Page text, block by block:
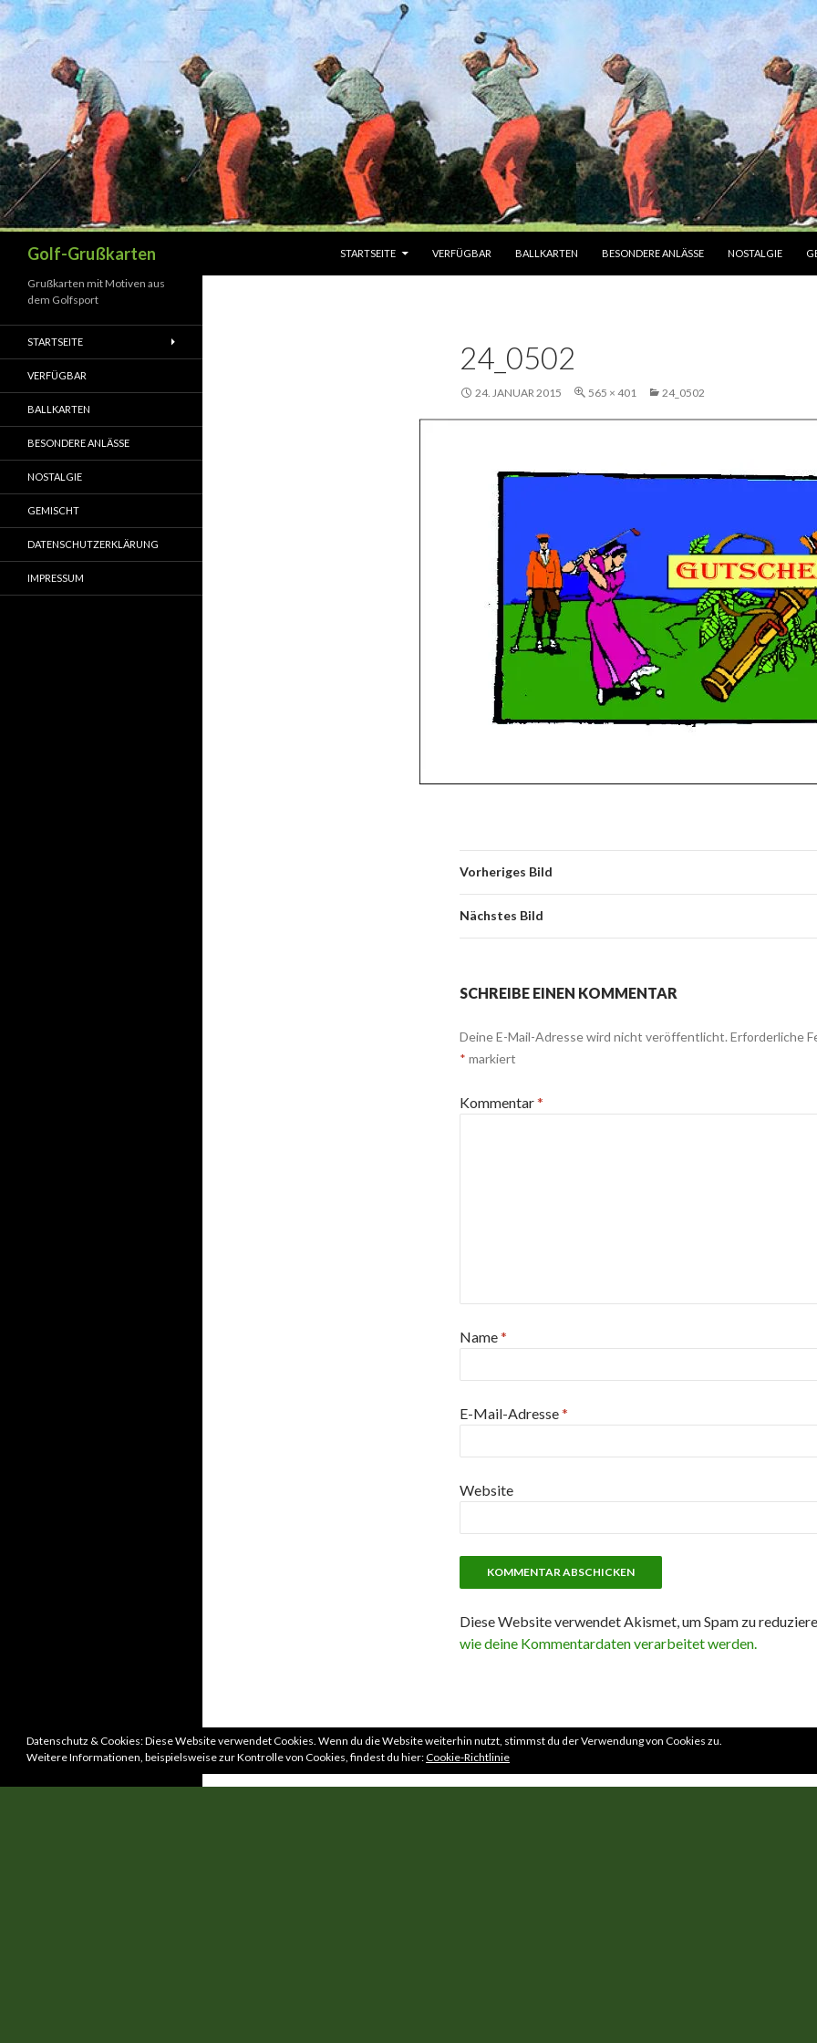
Golf-Grußkarten
STARTSEITE
VERFÜGBAR BALLKARTEN BESONDERE ANLÄSSE NOSTALGIE
24_0502
24. JANUAR 2015 565 × 401 24_0502
Vorheriges Bild
Nächstes Bild
SCHREIBE EINEN KOMMENTAR
Deine E-Mail-Adresse wird nicht veröffentlicht. Erforderliche
* markiert
Kommentar*
Name*
E-Mail-Adresse*
Website
Diese Website verwendet Akismet, um Spam zu
wie deine Kommentardaten verarbeitet werden.
Grußkarten mit Motiven aus
dem Golfsport
STARTSEITE
VERFÜGBAR
BALLKARTEN
BESONDERE ANLÄSSE
NOSTALGIE
GEMISCHT
DATENSCHUTZERKLÄRUNG
IMPRESSUM
Datenschutz & Cookies: Diese Website verwendet Cookies. Wenn du die Website weiterhin nutzt, stimmst du der Verwendung von Cookies zu.
Weitere Informationen, beispielsweise zur Kontrolle von Cookies, findest du hier:Cookie-Richtlinie